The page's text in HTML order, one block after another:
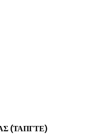
(ΤΑΠΓΤΕ)